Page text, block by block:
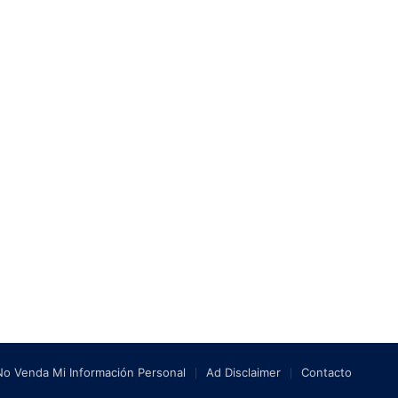
Venda Mi Información Personal Ad Disclaimer Contacto